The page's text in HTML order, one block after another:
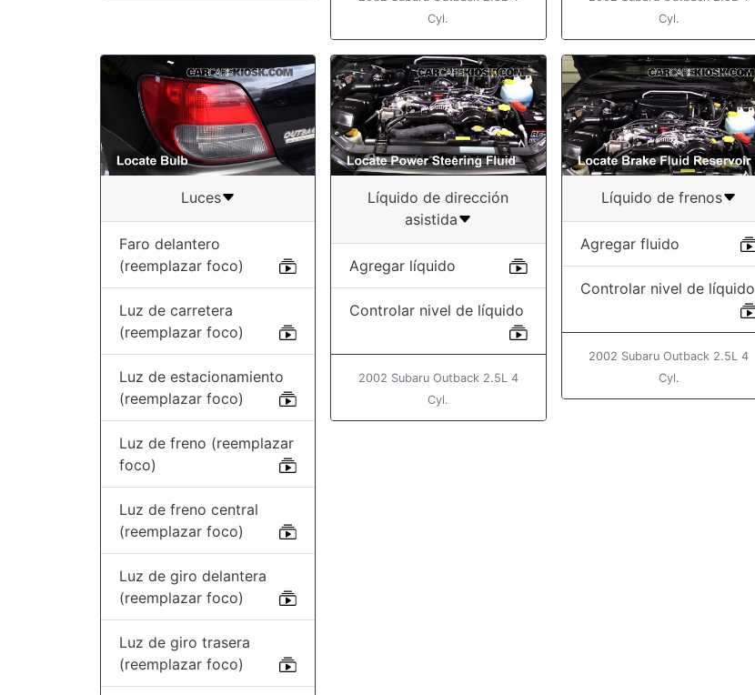
Cyl.
Cyl.
Luces
Faro delantero
(reemplazar foco)
Luz de carretera
(reemplazar foco)
Luz de estacionamiento
(reemplazar foco)
Luz de freno (reemplazar
foco)
Luz de freno central
(reemplazar foco)
Luz de giro delantera
(reemplazar foco)
Luz de giro trasera
(reemplazar foco)
Líquido de dirección
asistida
Agregar líquido
Controlar nivel de líquido
2002 Subaru Outback 2.5L 4
Cyl.
Líquido de frenos
Agregar fluido
Controlar nivel de líquido
2002 Subaru Outback 2.5L 4
Cyl.